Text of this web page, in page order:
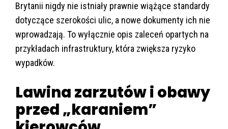
Brytanii nigdy nie istniały prawnie wiążące standardy
dotyczące szerokości ulic, a nowe dokumenty ich nie
wprowadzają. To wyłącznie opis zaleceń opartych na
przykładach infrastruktury, która zwiększa ryzyko
wypadków.
Lawina zarzutów i obawy
przed „karaniem”